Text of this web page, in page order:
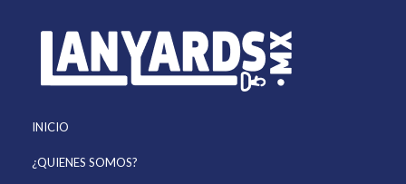
INICIO
¿QUIENES SOMOS?